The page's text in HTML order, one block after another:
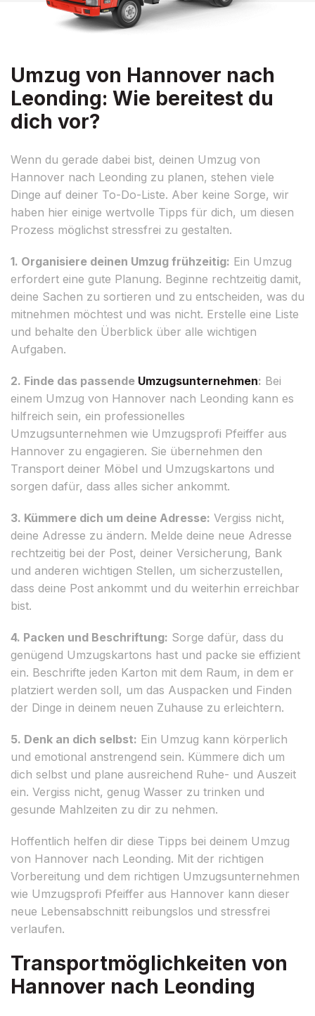
Umzug von Hannover nach
Leonding: Wie bereitest du
dich vor?
Wenn du gerade dabei bist, deinen Umzug von
Hannover nach Leonding zu planen, stehen viele
Dinge auf deiner To-Do-Liste. Aber keine Sorge, wir
haben hier einige wertvolle Tipps für dich, um diesen
Prozess möglichst stressfrei zu gestalten.
1. Organisiere deinen Umzug frühzeitig: Ein Umzug
erfordert eine gute Planung. Beginne rechtzeitig damit,
deine Sachen zu sortieren und zu entscheiden, was du
mitnehmen möchtest und was nicht. Erstelle eine Liste
und behalte den Überblick über alle wichtigen
Aufgaben.
2. Finde das passende Umzugsunternehmen: Bei
einem Umzug von Hannover nach Leonding kann es
hilfreich sein, ein professionelles
Umzugsunternehmen wie Umzugsprofi Pfeiffer aus
Hannover zu engagieren. Sie übernehmen den
Transport deiner Möbel und Umzugskartons und
sorgen dafür, dass alles sicher ankommt.
3. Kümmere dich um deine Adresse: Vergiss nicht,
deine Adresse zu ändern. Melde deine neue Adresse
rechtzeitig bei der Post, deiner Versicherung, Bank
und anderen wichtigen Stellen, um sicherzustellen,
dass deine Post ankommt und du weiterhin erreichbar
bist.
4. Packen und Beschriftung: Sorge dafür, dass du
genügend Umzugskartons hast und packe sie effizient
ein. Beschrifte jeden Karton mit dem Raum, in dem er
platziert werden soll, um das Auspacken und Finden
der Dinge in deinem neuen Zuhause zu erleichtern.
5. Denk an dich selbst: Ein Umzug kann körperlich
und emotional anstrengend sein. Kümmere dich um
dich selbst und plane ausreichend Ruhe- und Auszeit
ein. Vergiss nicht, genug Wasser zu trinken und
gesunde Mahlzeiten zu dir zu nehmen.
Hoffentlich helfen dir diese Tipps bei deinem Umzug
von Hannover nach Leonding. Mit der richtigen
Vorbereitung und dem richtigen Umzugsunternehmen
wie Umzugsprofi Pfeiffer aus Hannover kann dieser
neue Lebensabschnitt reibungslos und stressfrei
verlaufen.
Transportmöglichkeiten von
Hannover nach Leonding